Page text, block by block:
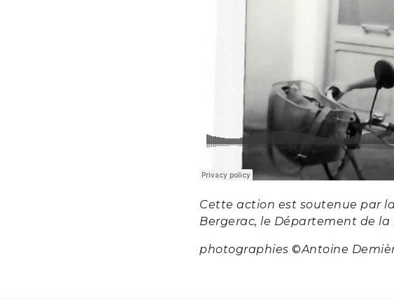
Cette action est soutenue par
Bergerac, le Département de
photographies ©Antoine